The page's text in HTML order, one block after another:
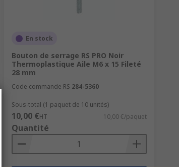
En stock
Bouton de serrage RS PRO Noir
Thermoplastique Aile M6 x 15 Fileté
28 mm
Code commande RS 284-5360
Sous-total (1 paquet de 10 unités)
10,00 €HT 10,00 €/paquet
Quantité